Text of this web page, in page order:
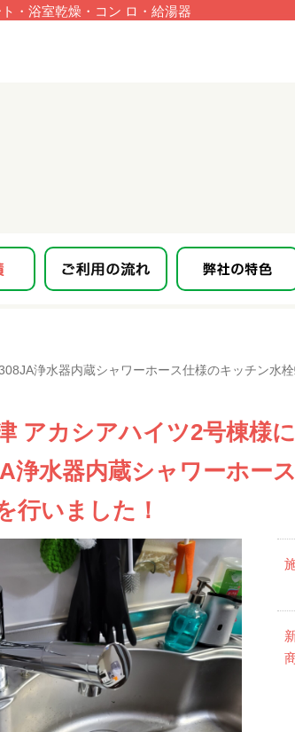
・浴室乾燥・コン ロ・給湯器
浄水器内蔵シャワーホース仕様のキッチン水
アカシアハイツ2号棟様
浄水器内蔵シャワーホー
行いました！